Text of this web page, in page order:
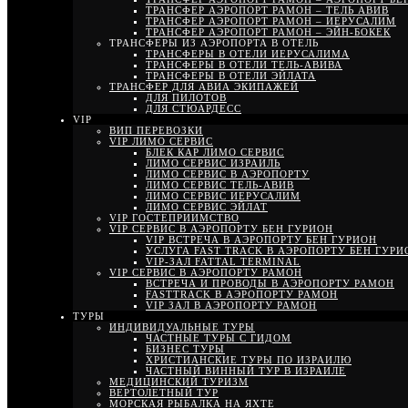
ТРАНСФЕР АЭРОПОРТ РАМОН – ТЕЛЬ АВИВ
ТРАНСФЕР АЭРОПОРТ РАМОН – ИЕРУСАЛИМ
ТРАНСФЕР АЭРОПОРТ РАМОН – ЭЙН-БОКЕК
ТРАНСФЕРЫ ИЗ АЭРОПОРТА В ОТЕЛЬ
ТРАНСФЕРЫ В ОТЕЛИ ИЕРУСАЛИМА
ТРАНСФЕРЫ В ОТЕЛИ ТЕЛЬ-АВИВА
ТРАНСФЕРЫ В ОТЕЛИ ЭЙЛАТА
ТРАНСФЕР ДЛЯ АВИА ЭКИПАЖЕЙ
ДЛЯ ПИЛОТОВ
ДЛЯ СТЮАРДЕСС
VIP
ВИП ПЕРЕВОЗКИ
VIP ЛИМО СЕРВИС
БЛЕК КАР ЛИМО СЕРВИС
ЛИМО СЕРВИС ИЗРАИЛЬ
ЛИМО СЕРВИС В АЭРОПОРТУ
ЛИМО СЕРВИС ТЕЛЬ-АВИВ
ЛИМО СЕРВИС ИЕРУСАЛИМ
ЛИМО СЕРВИС ЭЙЛАТ
VIP ГОСТЕПРИИМСТВО
VIP СЕРВИС В АЭРОПОРТУ БЕН ГУРИОН
VIP ВСТРЕЧА В АЭРОПОРТУ БЕН ГУРИОН
УСЛУГА FAST TRACK В АЭРОПОРТУ БЕН
VIP-ЗАЛ FATTAL TERMINAL
VIP СЕРВИС В АЭРОПОРТУ РАМОН
ВСТРЕЧА И ПРОВОДЫ В АЭРОПОРТУ РАМОН
FASTTRACK В АЭРОПОРТУ РАМОН
VIP ЗАЛ В АЭРОПОРТУ РАМОН
ТУРЫ
ИНДИВИДУАЛЬНЫЕ ТУРЫ
ЧАСТНЫЕ ТУРЫ С ГИДОМ
БИЗНЕС ТУРЫ
ХРИСТИАНСКИЕ ТУРЫ ПО ИЗРАИЛЮ
ЧАСТНЫЙ ВИННЫЙ ТУР В ИЗРАИЛЕ
МЕДИЦИНСКИЙ ТУРИЗМ
ВЕРТОЛЕТНЫЙ ТУР
МОРСКАЯ РЫБАЛКА НА ЯХТЕ